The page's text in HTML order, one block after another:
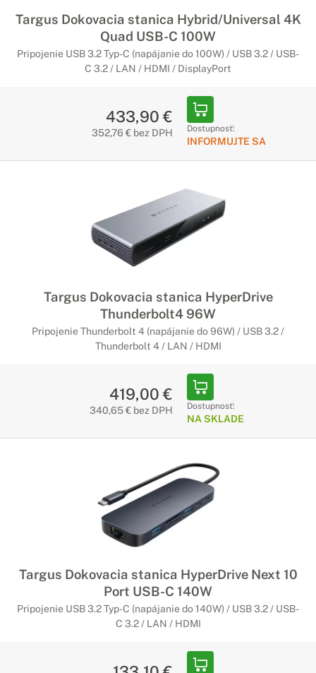
Targus Dokovacia stanica Hybrid/Universal 4K
Quad USB-C 100W
Pripojenie USB 3.2 Typ-C (napájanie do 100W) / USB 3.2 / USB-
C 3.2 / LAN / HDMI / DisplayPort
433,90 €
352,76 € bez DPH Dostupnosť:
INFORMUJTE SA
Targus Dokovacia stanica HyperDrive
Thunderbolt4 96W
Pripojenie Thunderbolt 4 (napájanie do 96W) / USB 3.2 /
Thunderbolt 4 / LAN / HDMI
419,00 €
340,65 € bez DPH Dostupnosť:
NA SKLADE
Targus Dokovacia stanica HyperDrive Next 10
Port USB-C 140W
Pripojenie USB 3.2 Typ-C (napájanie do 140W) / USB 3.2 / USB-
C 3.2 / LAN / HDMI